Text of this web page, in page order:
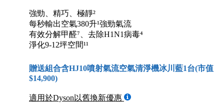
強勁、精巧、極靜²
每秒輸出空氣380升¹強勁氣流
有效分解甲醛⁷、去除H1N1病毒⁴
淨化9-12坪空間¹¹
贈送組合含HJ10噴射氣流空氣清淨機冰川藍1台(市值
$14,900)
適用於Dyson以舊換新優惠